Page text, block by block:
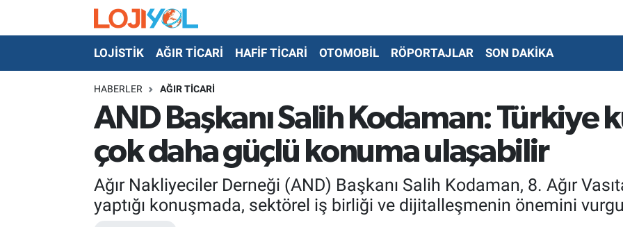
LOJİSTİK AĞIR TİCARİ HAFİF TİCARİ OTOMOBİL RÖPORTAJLAR SON DAKİKA
HABERLER AĞIR TİCARİ
AND Başkanı Salih Kodaman: Türkiye
çok daha güçlü konuma ulaşabilir
Ağır Nakliyeciler Derneği (AND) Başkanı Salih Kodaman, 8. Ağır
yaptığı konuşmada, sektörel iş birliği ve dijitalleşmenin önemini
OTO-TEST